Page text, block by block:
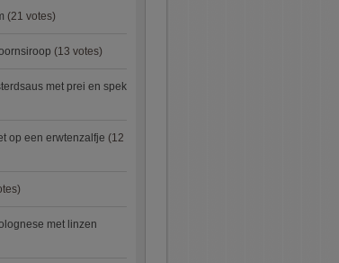
(21 votes)
(13 votes)
met prei en spek
op een erwtenzalfje (12
met linzen